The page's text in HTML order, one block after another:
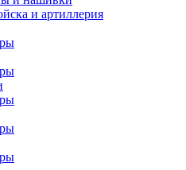
и артиллерия